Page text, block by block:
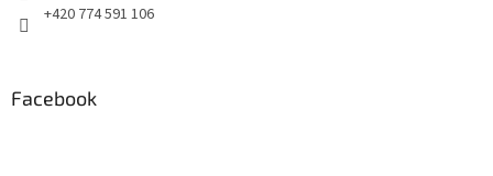
+420 774 591 106
Facebook